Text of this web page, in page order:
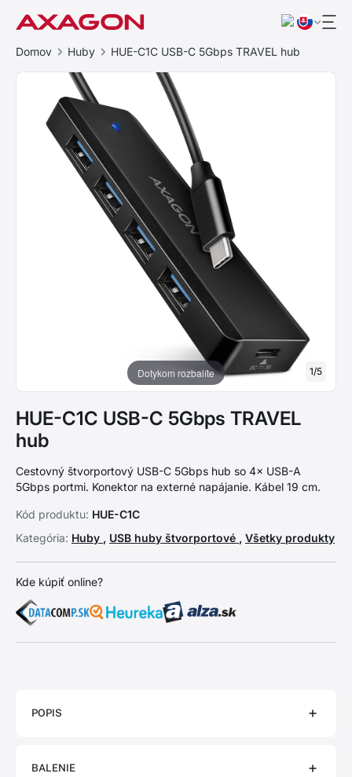
Domov Huby HUE-C1C USB-C 5Gbps TRAVEL hub
Dotykom rozbalíte 1/5
HUE-C1C USB-C 5Gbps TRAVEL
hub
Cestovný štvorportový USB-C 5Gbps hub so 4× USB-A
5Gbps portmi. Konektor na externé napájanie. Kábel 19 cm.
Kód produktu: HUE-C1C
Kategória: Huby , USB huby štvorportové , Všetky produkty
Kde kúpiť online?
POPIS
BALENIE